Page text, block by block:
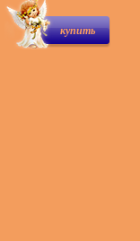
купить